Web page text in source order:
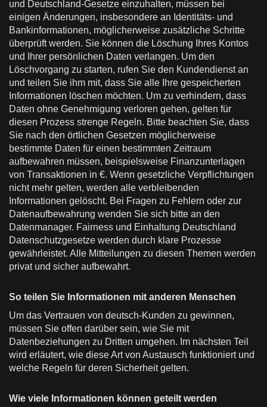
und Deutschland-Gesetze einzuhalten, müssen bei
einigen Änderungen, insbesondere an Identitäts- und
Bankinformationen, möglicherweise zusätzliche Schritte
überprüft werden. Sie können die Löschung Ihres Kontos
und Ihrer persönlichen Daten verlangen. Um den
Löschvorgang zu starten, rufen Sie den Kundendienst an
und teilen Sie ihm mit, dass Sie alle Ihre gespeicherten
Informationen löschen möchten. Um zu verhindern, dass
Daten ohne Genehmigung verloren gehen, gelten für
diesen Prozess strenge Regeln. Bitte beachten Sie, dass
Sie nach den örtlichen Gesetzen möglicherweise
bestimmte Daten für einen bestimmten Zeitraum
aufbewahren müssen, beispielsweise Finanzunterlagen
von Transaktionen in €. Wenn gesetzliche Verpflichtungen
nicht mehr gelten, werden alle verbleibenden
Informationen gelöscht. Bei Fragen zu Fehlern oder zur
Datenaufbewahrung wenden Sie sich bitte an den
Datenmanager. Fairness und Einhaltung Deutschland
Datenschutzgesetze werden durch klare Prozesse
gewährleistet. Alle Mitteilungen zu diesen Themen werden
privat und sicher aufbewahrt.
So teilen Sie Informationen mit anderen Menschen
Um das Vertrauen von deutsch-Kunden zu gewinnen,
müssen Sie offen darüber sein, wie Sie mit
Datenbeziehungen zu Dritten umgehen. Im nächsten Teil
wird erläutert, wie diese Art von Austausch funktioniert und
welche Regeln für deren Sicherheit gelten.
Wie viele Informationen können geteilt werden